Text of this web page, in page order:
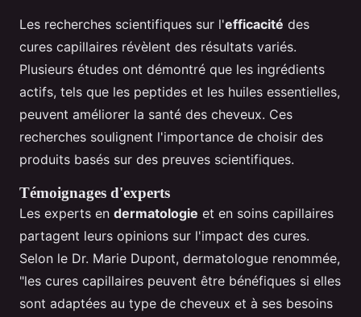
Les recherches scientifiques sur l'efficacité des
cures capillaires révèlent des résultats variés.
Plusieurs études ont démontré que les ingrédients
actifs, tels que les peptides et les huiles essentielles,
peuvent améliorer la santé des cheveux. Ces
recherches soulignent l'importance de choisir des
produits basés sur des preuves scientifiques.
Témoignages d'experts
Les experts en dermatologie et en soins capillaires
partagent leurs opinions sur l'impact des cures.
Selon le Dr. Marie Dupont, dermatologue renommée,
"les cures capillaires peuvent être bénéfiques si elles
sont adaptées au type de cheveux et à ses besoins